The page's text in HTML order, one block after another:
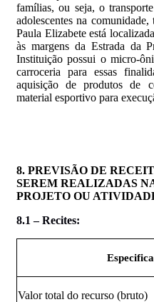
famílias, ou seja, o
adolescentes na
Paula Elizabete está
às margens da Estrada da
Instituição possui o micro-
carroceria para essas
aquisição de produtos de
material esportivo para
8. PREVISÃO DE
SEREM REALIZADAS
PROJETO OU
8.1 – Recites:
Valor total do recurso (bruto)